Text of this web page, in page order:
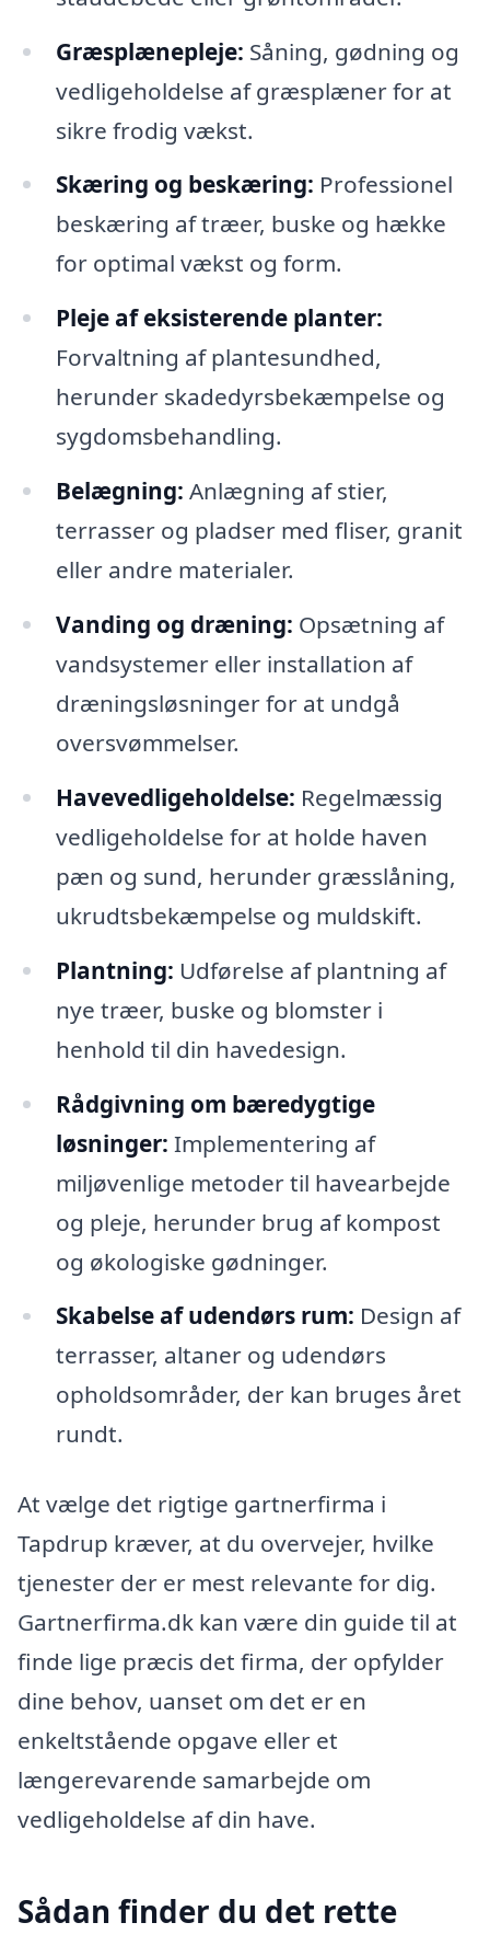
Græsplænepleje: Såning, gødning og
vedligeholdelse af græsplæner for at
sikre frodig vækst.
Skæring og beskæring: Professionel
beskæring af træer, buske og hække
for optimal vækst og form.
Pleje af eksisterende planter:
Forvaltning af plantesundhed,
herunder skadedyrsbekæmpelse og
sygdomsbehandling.
Belægning: Anlægning af stier,
terrasser og pladser med fliser, granit
eller andre materialer.
Vanding og dræning: Opsætning af
vandsystemer eller installation af
dræningsløsninger for at undgå
oversvømmelser.
Havevedligeholdelse: Regelmæssig
vedligeholdelse for at holde haven
pæn og sund, herunder græsslåning,
ukrudtsbekæmpelse og muldskift.
Plantning: Udførelse af plantning af
nye træer, buske og blomster i
henhold til din havedesign.
Rådgivning om bæredygtige
løsninger: Implementering af
miljøvenlige metoder til havearbejde
og pleje, herunder brug af kompost
og økologiske gødninger.
Skabelse af udendørs rum: Design af
terrasser, altaner og udendørs
opholdsområder, der kan bruges året
rundt.
At vælge det rigtige gartnerfirma i
Tapdrup kræver, at du overvejer, hvilke
tjenester der er mest relevante for dig.
Gartnerfirma.dk kan være din guide til at
finde lige præcis det firma, der opfylder
dine behov, uanset om det er en
enkeltstående opgave eller et
længerevarende samarbejde om
vedligeholdelse af din have.
Sådan finder du det rette